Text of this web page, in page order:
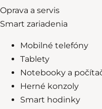
Bočný panel
Oprava a servis
Smart zariadenia
Mobilné telefóny
Tablety
Notebooky a
Herné konzoly
Smart hodinky